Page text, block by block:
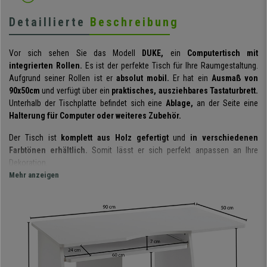
Detaillierte Beschreibung
Vor sich sehen Sie das Modell DUKE, ein Computertisch mit
integrierten Rollen. Es ist der perfekte Tisch für Ihre Raumgestaltung.
Aufgrund seiner Rollen ist erabsolut mobil. Er hat ein Ausmaß von
90x50cm und verfügt über ein praktisches, ausziehbares Tastaturbrett.
Unterhalb der Tischplatte befindet sich eineAblage, an der Seite eine
Halterung für Computer oder weiteres Zubehör.
Der Tisch ist komplett aus Holz gefertigtund in verschiedenen
Farbtönen erhältlich. Somit lässt er sich perfekt anpassen an Ihre
Dekoration.
fenomenalen Preis-Leistungs-Verhältnis
steht. Artikel
ähnlicher Qualität haben einen Durchschnittspreis von ca. 150€. Jetzt auf
buerostuhlpro.de
zum Bestpreis und mit kostenlosem Versand sowie
dem besten Service erhältlich! Lassen Sie sich die Gelegenheit nicht
Mehr anzeigen